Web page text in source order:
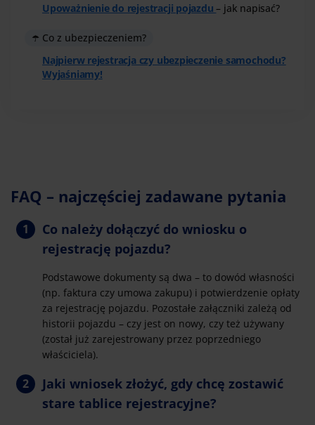
Upoważnienie do rejestracji pojazdu– jak napisać?
☂️ Co z ubezpieczeniem?
Najpierw rejestracja czy ubezpieczenie samochodu?
Wyjaśniamy!
FAQ – najczęściej zadawane pytania
Co należy dołączyć do wniosku o
rejestrację pojazdu?
Podstawowe dokumenty są dwa – to dowód własności
(np. faktura czy umowa zakupu) i potwierdzenie opłaty
za rejestrację pojazdu. Pozostałe załączniki zależą od
historii pojazdu – czy jest on nowy, czy też używany
(został już zarejestrowany przez poprzedniego
właściciela).
Jaki wniosek złożyć, gdy chcę zostawić
stare tablice rejestracyjne?